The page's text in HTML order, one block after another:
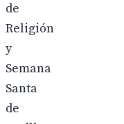
de
Religión
y
Semana
Santa
de